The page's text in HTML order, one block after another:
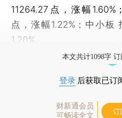
11264.27点，涨幅1.60%；
点，涨幅1.22%；中小板
1.20%。
本文共计1098字
登录 后获取已订
财新通会员
可畅读全文
订